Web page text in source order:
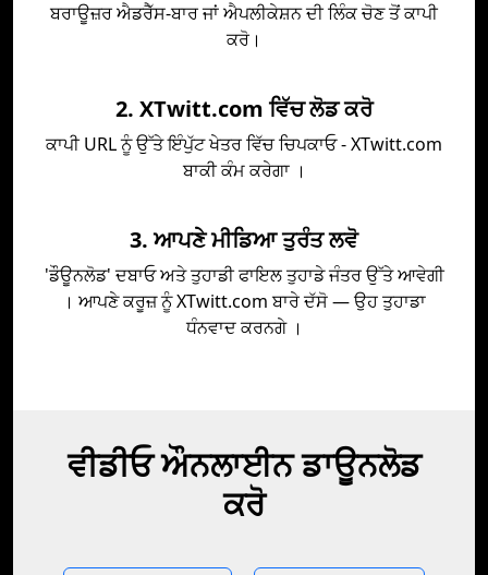
ਬਰਾਊਜ਼ਰ ਐਡਰੈੱਸ-ਬਾਰ ਜਾਂ ਐਪਲੀਕੇਸ਼ਨ ਦੀ ਲਿੰਕ ਚੋਣ ਤੋਂ ਕਾਪੀ
ਕਰੋ।
2. XTwitt.com ਵਿੱਚ ਲੋਡ ਕਰੋ
ਕਾਪੀ URL ਨੂੰ ਉੱਤੇ ਇੰਪੁੱਟ ਖੇਤਰ ਵਿੱਚ ਚਿਪਕਾਓ - XTwitt.com
ਬਾਕੀ ਕੰਮ ਕਰੇਗਾ ।
3. ਆਪਣੇ ਮੀਡਿਆ ਤੁਰੰਤ ਲਵੋ
'ਡੌਊਨਲੋਡ' ਦਬਾਓ ਅਤੇ ਤੁਹਾਡੀ ਫਾਇਲ ਤੁਹਾਡੇ ਜੰਤਰ ਉੱਤੇ ਆਵੇਗੀ
। ਆਪਣੇ ਕਰੂਜ਼ ਨੂੰ XTwitt.com ਬਾਰੇ ਦੱਸੋ — ਉਹ ਤੁਹਾਡਾ
ਧੰਨਵਾਦ ਕਰਨਗੇ ।
ਵੀਡੀਓ ਔਨਲਾਈਨ ਡਾਊਨਲੋਡ
ਕਰੋ